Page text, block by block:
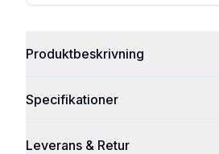
Produktbeskrivning
Specifikationer
Leverans & Retur